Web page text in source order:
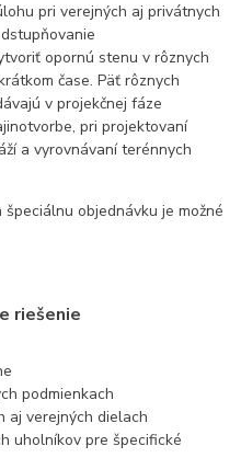
pri verejných aj privátnych
opornú stenu v rôznych
čase. Päť rôznych
v projekčnej fáze
pri projektovaní
a vyrovnávaní terénnych
objednávku je možné
riešenie
podmienkach
aj verejných dielach
uholníkov pre špecifické